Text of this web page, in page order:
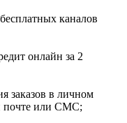
каналов
онлайн за 2
заказов в личном
почте или СМС;